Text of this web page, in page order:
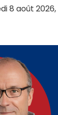
8 août 2026,